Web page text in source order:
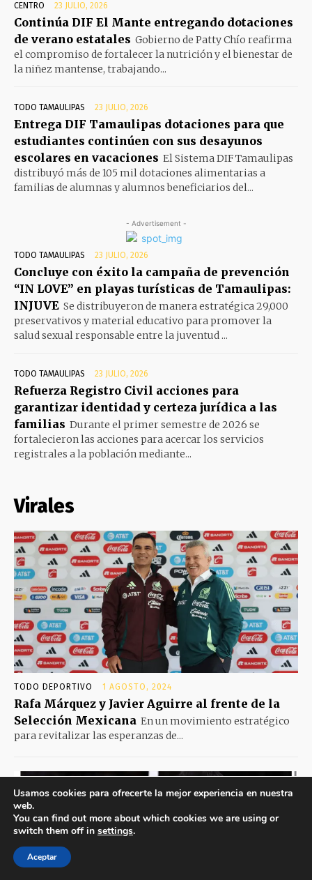
CENTRO 23 JULIO, 2026
Continúa DIF El Mante entregando dotaciones
de verano estatales Gobierno de Patty Chío reafirma
el compromiso de fortalecer la nutrición y el bienestar de
la niñez mantense, trabajando...
TODO TAMAULIPAS 23 JULIO, 2026
Entrega DIF Tamaulipas dotaciones para que
estudiantes continúen con sus desayunos
escolares en vacaciones El Sistema DIF Tamaulipas
distribuyó más de 105 mil dotaciones alimentarias a
familias de alumnas y alumnos beneficiarios del...
- Advertisement -
TODO TAMAULIPAS 23 JULIO, 2026
Concluye con éxito la campaña de prevención
“IN LOVE” en playas turísticas de Tamaulipas:
INJUVE Se distribuyeron de manera estratégica 29,000
preservativos y material educativo para promover la
salud sexual responsable entre la juventud ...
TODO TAMAULIPAS 23 JULIO, 2026
Refuerza Registro Civil acciones para
garantizar identidad y certeza jurídica a las
familias Durante el primer semestre de 2026 se
fortalecieron las acciones para acercar los servicios
registrales a la población mediante...
Virales
TODO DEPORTIVO 1 AGOSTO, 2024
Rafa Márquez y Javier Aguirre al frente de la
Selección Mexicana En un movimiento estratégico
para revitalizar las esperanzas de...
Usamos cookies para ofrecerte la mejor experiencia en nuestra
web.
You can find out more about which cookies we are using or
switch them off in settings.
Aceptar